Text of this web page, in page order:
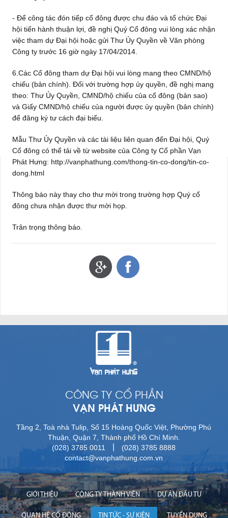
- Để công tác đón tiếp cổ đông được chu đáo và tổ chức Đại
hội tiến hành thuận lợi, đề nghị Quý Cổ đông vui lòng xác nhận
việc tham dự Đại hội hoặc gửi Thư Ủy Quyền về Văn phòng
Công ty trước 16 giờ ngày 17/04/2014.
6.Các Cổ đông tham dự Đại hội vui lòng mang theo CMND/hộ
chiếu (bản chính). Đối với trường hợp ủy quyền, đề nghị mang
theo: Thư Ủy Quyền, CMND/hộ chiếu của cổ đông (bản sao)
và Giấy CMND/hộ chiếu của người được ủy quyền (bản chính)
để đăng ký tư cách đại biểu.
Mẫu Thư Ủy Quyền và các tài liệu liên quan đến Đại hội, Quý
Cổ đông có thể tải về từ website của Công ty Cổ phần Vạn
Phát Hưng: http://vanphathung.com/thong-tin-co-dong/tin-co-
dong.html
Thông báo này thay cho thư mời trong trường hợp Quý cổ
đông chưa nhận được thư mời họp.
Trân trọng thông báo.
CÔNG TY CỔ PHẦN
VẠN PHÁT HƯNG
Tầng 2, Toà nhà Tulip, Số 15 Hoàng Quốc Việt, Phường Phú
Thuận, Quận 7, Thành phố Hồ Chí Minh.
(028) 3785 0011
(028) 3785 8888
contact@vanphathung.com.vn
GIỚI THIỆU CÔNG TY THÀNH VIÊN DỰ ÁN ĐẦU TƯ
QUAN HỆ CỔ ĐÔNG TIN TỨC - SỰ KIỆN TUYỂN DỤNG